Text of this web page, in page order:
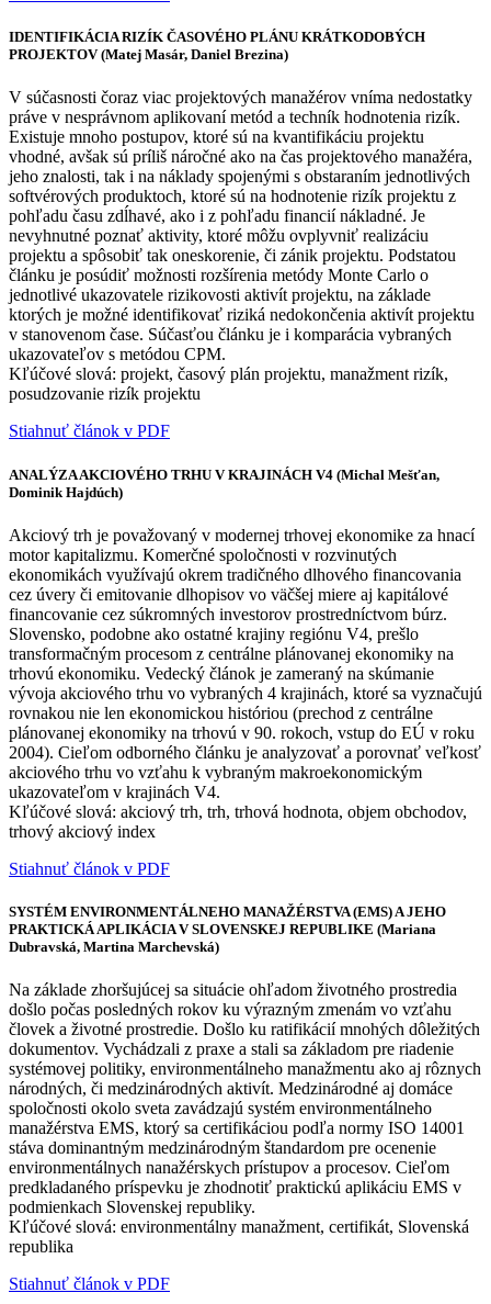
IDENTIFIKÁCIA RIZÍK ČASOVÉHO PLÁNU KRÁTKODOBÝCH
PROJEKTOV (Matej Masár, Daniel Brezina)
V súčasnosti čoraz viac projektových manažérov vníma nedostatky
práve v nesprávnom aplikovaní metód a techník hodnotenia rizík.
Existuje mnoho postupov, ktoré sú na kvantifikáciu projektu
vhodné, avšak sú príliš náročné ako na čas projektového manažéra,
jeho znalosti, tak i na náklady spojenými s obstaraním jednotlivých
softvérových produktoch, ktoré sú na hodnotenie rizík projektu z
pohľadu času zdĺhavé, ako i z pohľadu financií nákladné. Je
nevyhnutné poznať aktivity, ktoré môžu ovplyvniť realizáciu
projektu a spôsobiť tak oneskorenie, či zánik projektu. Podstatou
článku je posúdiť možnosti rozšírenia metódy Monte Carlo o
jednotlivé ukazovatele rizikovosti aktivít projektu, na základe
ktorých je možné identifikovať riziká nedokončenia aktivít projektu
v stanovenom čase. Súčasťou článku je i komparácia vybraných
ukazovateľov s metódou CPM.
Kľúčové slová: projekt, časový plán projektu, manažment rizík,
posudzovanie rizík projektu
Stiahnuť článok v PDF
ANALÝZA AKCIOVÉHO TRHU V KRAJINÁCH V4 (Michal Mešťan,
Dominik Hajdúch)
Akciový trh je považovaný v modernej trhovej ekonomike za hnací
motor kapitalizmu. Komerčné spoločnosti v rozvinutých
ekonomikách využívajú okrem tradičného dlhového financovania
cez úvery či emitovanie dlhopisov vo väčšej miere aj kapitálové
financovanie cez súkromných investorov prostredníctvom búrz.
Slovensko, podobne ako ostatné krajiny regiónu V4, prešlo
transformačným procesom z centrálne plánovanej ekonomiky na
trhovú ekonomiku. Vedecký článok je zameraný na skúmanie
vývoja akciového trhu vo vybraných 4 krajinách, ktoré sa vyznačujú
rovnakou nie len ekonomickou históriou (prechod z centrálne
plánovanej ekonomiky na trhovú v 90. rokoch, vstup do EÚ v roku
2004). Cieľom odborného článku je analyzovať a porovnať veľkosť
akciového trhu vo vzťahu k vybraným makroekonomickým
ukazovateľom v krajinách V4.
Kľúčové slová: akciový trh, trh, trhová hodnota, objem obchodov,
trhový akciový index
Stiahnuť článok v PDF
SYSTÉM ENVIRONMENTÁLNEHO MANAŽÉRSTVA (EMS) A JEHO
PRAKTICKÁ APLIKÁCIA V SLOVENSKEJ REPUBLIKE (Mariana
Dubravská, Martina Marchevská)
Na základe zhoršujúcej sa situácie ohľadom životného prostredia
došlo počas posledných rokov ku výrazným zmenám vo vzťahu
človek a životné prostredie. Došlo ku ratifikácií mnohých dôležitých
dokumentov. Vychádzali z praxe a stali sa základom pre riadenie
systémovej politiky, environmentálneho manažmentu ako aj rôznych
národných, či medzinárodných aktivít. Medzinárodné aj domáce
spoločnosti okolo sveta zavádzajú systém environmentálneho
manažérstva EMS, ktorý sa certifikáciou podľa normy ISO 14001
stáva dominantným medzinárodným štandardom pre ocenenie
environmentálnych nanažérskych prístupov a procesov. Cieľom
predkladaného príspevku je zhodnotiť praktickú aplikáciu EMS v
podmienkach Slovenskej republiky.
Kľúčové slová: environmentálny manažment, certifikát, Slovenská
republika
Stiahnuť článok v PDF